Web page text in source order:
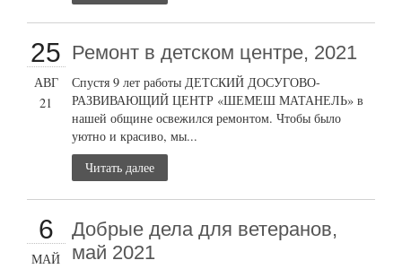
25
АВГ
21
Ремонт в детском центре, 2021
Спустя 9 лет работы ДЕТСКИЙ ДОСУГОВО-
РАЗВИВАЮЩИЙ ЦЕНТР «ШЕМЕШ МАТАНЕЛЬ» в
нашей общине освежился ремонтом. Чтобы было
уютно и красиво, мы...
Читать далее
6
МАЙ
Добрые дела для ветеранов,
май 2021